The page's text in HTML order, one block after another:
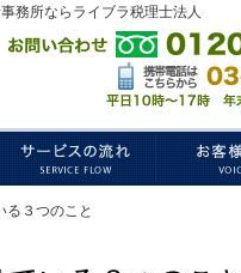
務所ならライブラ税理士法人
る３つのこと